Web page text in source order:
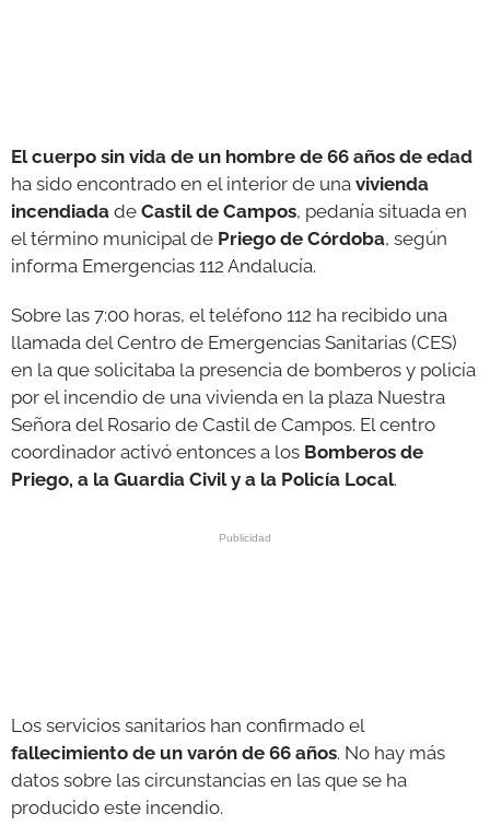
El cuerpo sin vida de un hombre de 66 años de edad
ha sido encontrado en el interior de una vivienda
incendiada de Castil de Campos, pedanía situada en
el término municipal de Priego de Córdoba, según
informa Emergencias 112 Andalucía.
Sobre las 7:00 horas, el teléfono 112 ha recibido una
llamada del Centro de Emergencias Sanitarias (CES)
en la que solicitaba la presencia de bomberos y policía
por el incendio de una vivienda en la plaza Nuestra
Señora del Rosario de Castil de Campos. El centro
coordinador activó entonces a los Bomberos de
Priego, a la Guardia Civil y a la Policía Local.
Los servicios sanitarios han confirmado el
fallecimiento de un varón de 66 años. No hay más
datos sobre las circunstancias en las que se ha
producido este incendio.